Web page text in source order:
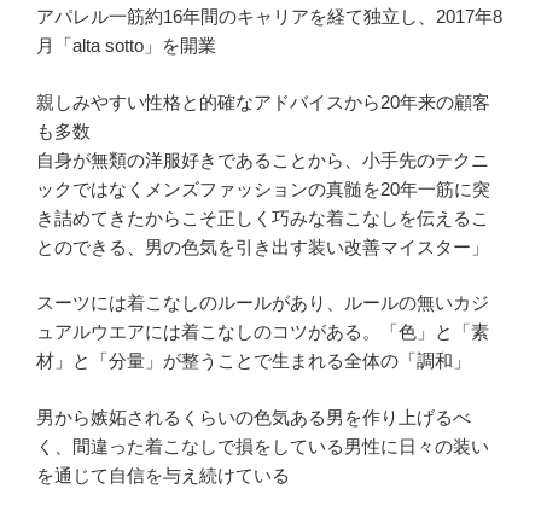
アパレル一筋約16年間のキャリアを経て独立し、2017年8
月「alta sotto」を開業
親しみやすい性格と的確なアドバイスから20年来の顧客
も多数
自身が無類の洋服好きであることから、小手先のテクニ
ックではなくメンズファッションの真髄を20年一筋に突
き詰めてきたからこそ正しく巧みな着こなしを伝えるこ
とのできる、男の色気を引き出す装い改善マイスター」
スーツには着こなしのルールがあり、ルールの無いカジ
ュアルウエアには着こなしのコツがある。「色」と「素
材」と「分量」が整うことで生まれる全体の「調和」
男から嫉妬されるくらいの色気ある男を作り上げるべ
く、間違った着こなしで損をしている男性に日々の装い
を通じて自信を与え続けている